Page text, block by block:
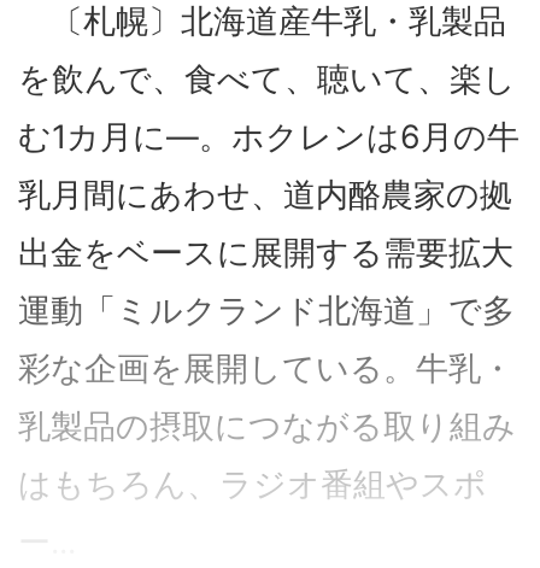
〔札幌〕北海道産牛乳・乳製品
を飲んで、食べて、聴いて、楽し
む1カ月に―。ホクレンは6月の牛
乳月間にあわせ、道内酪農家の拠
出金をベースに展開する需要拡大
運動「ミルクランド北海道」で多
彩な企画を展開している。牛乳・
乳製品の摂取につながる取り組み
はもちろん、ラジオ番組やスポ